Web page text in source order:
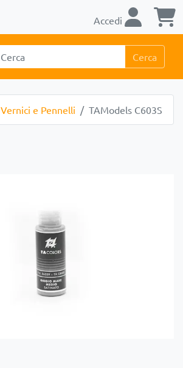
Accedi
Cerca
Vernici e Pennelli TAModels C603S